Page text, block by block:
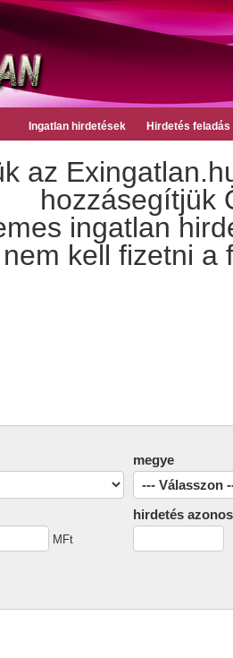
Ingatlan hirdetések Hirdetés feladás
az
hozzásegítjük
ingatlan
kell fizetni a
megye
MFt
hirdetés